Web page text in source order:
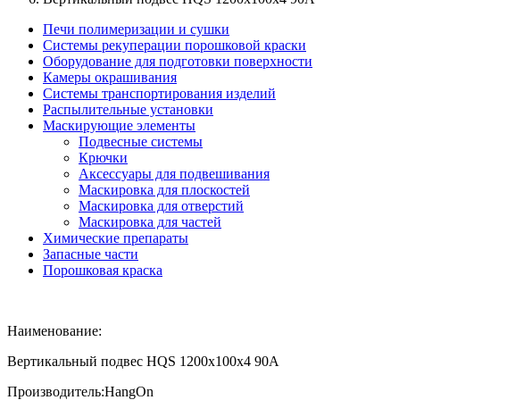
Печи полимеризации и сушки
Системы рекуперации порошковой краски
Оборудование для подготовки поверхности
Камеры окрашивания
Системы транспортирования изделий
Распылительные установки
Маскирующие элементы
Подвесные системы
Крючки
Аксессуары для подвешивания
Маскировка для плоскостей
Маскировка для отверстий
Маскировка для частей
Химические препараты
Запасные части
Порошковая краска
Наименование:
Вертикальный подвес HQS 1200x100x4 90A
Производитель:HangOn